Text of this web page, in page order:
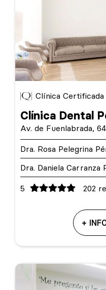
Clínica Certificada
Clínica Dental
Av. de Fuenlabrada,
Dra. Rosa Pelegrina
Dra. Daniela Carranza
5 202
+